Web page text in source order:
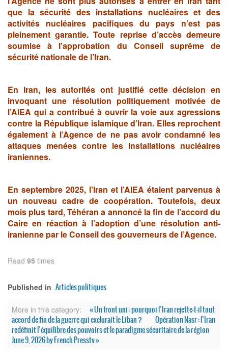
que la sécurité des installations nucléaires et des
activités nucléaires pacifiques du pays n’est pas
pleinement garantie. Toute reprise d’accès demeure
soumise à l’approbation du Conseil suprême de
sécurité nationale de l’Iran.
En Iran, les autorités ont justifié cette décision en
invoquant une résolution politiquement motivée de
l’AIEA qui a contribué à ouvrir la voie aux agressions
contre la République islamique d’Iran. Elles reprochent
également à l’Agence de ne pas avoir condamné les
attaques menées contre les installations nucléaires
iraniennes.
En septembre 2025, l’Iran et l’AIEA étaient parvenus à
un nouveau cadre de coopération. Toutefois, deux
mois plus tard, Téhéran a annoncé la fin de l’accord du
Caire en réaction à l’adoption d’une résolution anti-
iranienne par le Conseil des gouverneurs de l’Agence.
Read 95 times
Published in Articles politiques
More in this category:
« Un front uni : pourquoi l’Iran rejette-t-il tout
accord de fin de la guerre qui exclurait le Liban ?
Opération Nasr : l’Iran
redéfinit l’équilibre des pouvoirs et le paradigme sécuritaire de la région
June 9, 2026 by French Presstv »